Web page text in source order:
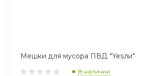
Мешки для мусора ПВД "Yesли"
В наличии